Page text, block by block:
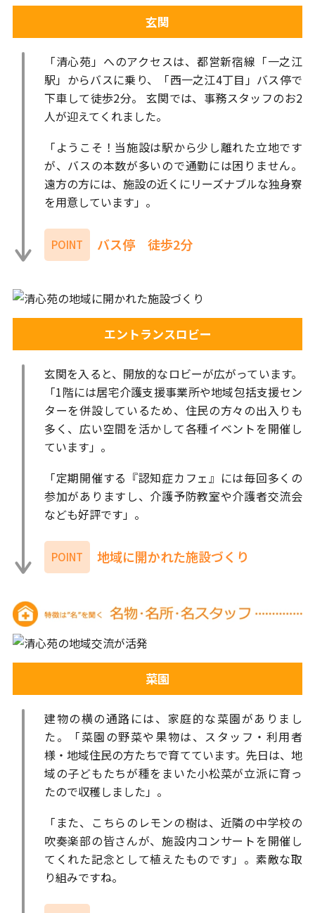
玄関
「清心苑」へのアクセスは、都営新宿線「一之江
駅」からバスに乗り、「西一之江4丁目」バス停で
下車して徒歩2分。 玄関では、事務スタッフのお2
人が迎えてくれました。
「ようこそ！当施設は駅から少し離れた立地です
が、バスの本数が多いので通勤には困りません。
遠方の方には、施設の近くにリーズナブルな独身寮
を用意しています」。
POINT バス停 徒歩2分
エントランスロビー
玄関を入ると、開放的なロビーが広がっています。
「1階には居宅介護支援事業所や地域包括支援セン
ターを併設しているため、住民の方々の出入りも
多く、広い空間を活かして各種イベントを開催し
ています」。
「定期開催する『認知症カフェ』には毎回多くの
参加がありますし、介護予防教室や介護者交流会
なども好評です」。
POINT 地域に開かれた施設づくり
菜園
建物の横の通路には、家庭的な菜園がありまし
た。「菜園の野菜や果物は、スタッフ・利用者
様・地域住民の方たちで育てています。先日は、地
域の子どもたちが種をまいた小松菜が立派に育っ
たので収穫しました」。
「また、こちらのレモンの樹は、近隣の中学校の
吹奏楽部の皆さんが、施設内コンサートを開催し
てくれた記念として植えたものです」。素敵な取
り組みですね。